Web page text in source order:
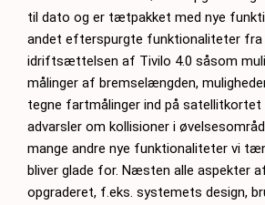
til dato og er tætpakket med nye
andet efterspurgte funktionaliteter fra
idriftsættelsen af Tivilo 4.0 såsom
målinger af bremselængden,
tegne fartmålinger ind på
advarsler om kollisioner i
mange andre nye funktionaliteter vi
bliver glade for. Næsten alle aspekter
opgraderet, f.eks. systemets design,